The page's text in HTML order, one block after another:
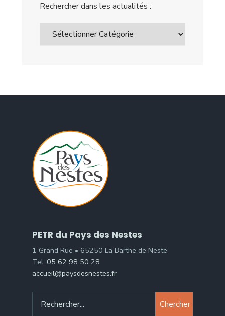
Rechercher dans les actualités :
PETR du Pays des Nestes
1 Grand Rue • 65250 La Barthe de Neste
Tel: 05 62 98 50 28
accueil@paysdesnestes.fr
Chercher